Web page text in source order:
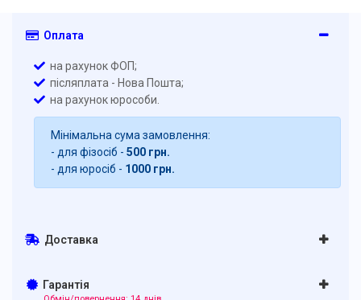
Оплата
на рахунок ФОП;
післяплата - Нова Пошта;
на рахунок юрособи.
Мінімальна сума замовлення:
- для фізосіб - 500 грн.
- для юросіб - 1000 грн.
Доставка
Гарантія